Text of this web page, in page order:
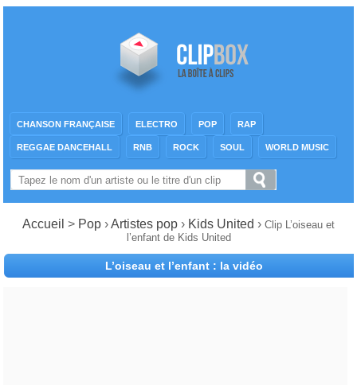
CHANSON FRANÇAISE ELECTRO POP RAP
REGGAE DANCEHALL RNB ROCK SOUL WORLD MUSIC
Accueil > Pop ›Artistes pop › Kids United › Clip L’oiseau et
l’enfant de Kids United
L’oiseau et l’enfant : la vidéo